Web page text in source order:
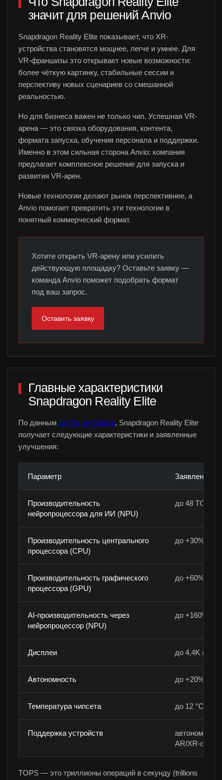
значит для решений Anvio
Snapdragon Reality Elite показывает, что XR-
устройства становятся мощнее, легче и умнее. Для
VR-франшизы это открывает новые возможности:
более чёткую картинку, стабильные сессии и
перспективу новых сценариев со смешанной
реальностью.
Но для бизнеса важен не только чип. Успешная VR-
арена — это связка оборудования, контента,
формата запуска, обучения персонала и поддержки.
Именно в этом сильная сторона Anvio: компания
предлагает комплексное решение для запуска и
развития VR-арен.
Новые технологии делают рынок перспективнее, а
Anvio помогает превратить эти технологии в
понятный коммерческий формат.
Хотите открыть VR-арену или усилить
действующую площадку? Оставьте заявку —
команда Anvio поможет подобрать формат
под ваш запрос.
Оставить заявку
Главные характеристики
Snapdragon Reality Elite
По данным La Voz de Galicia, Snapdragon Reality Elite
получает следующие характеристики и заявленные
улучшения:
Параметр Заявленное
Производительность
нейропроцессора для ИИ (NPU)
до 48 TOPS
Производительность центрального
процессора (CPU)
до +30%
Производительность графического
процессора (GPU)
до +60%
AI-производительность через
нейропроцессор (NPU)
до +160%
Дисплеи до 4,4K на
Автономность до +20% при
Температура чипсета до 12 °C ниже
Поддержка устройств
автономные
AR/XR-очки
TOPS — это триллионы операций в секунду (trillions